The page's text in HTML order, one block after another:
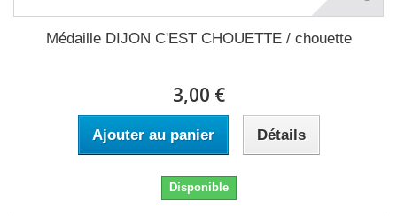
Médaille DIJON C'EST CHOUETTE / chouette
3,00 €
Ajouter au panier Détails
Disponible